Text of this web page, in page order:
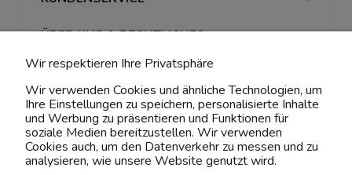
ÜBER UNS & RECHTLICHES
MEIN ACCOUNT
BELIEBTE KATEGORIEN
Wir respektieren Ihre Privatsphäre
Wir verwenden Cookies und ähnliche Technologien, um
Ihre Einstellungen zu speichern, personalisierte Inhalte
und Werbung zu präsentieren und Funktionen für
soziale Medien bereitzustellen. Wir verwenden
Cookies auch, um den Datenverkehr zu messen und zu
analysieren, wie unsere Website genutzt wird.